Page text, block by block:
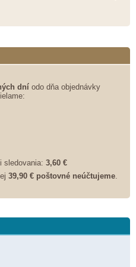
dní odo dňa objednávky
sledovania: 3,60 €
39,90 € poštovné neúčtujeme